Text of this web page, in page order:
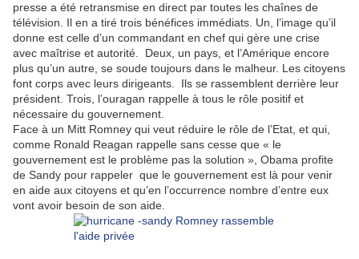
presse a été retransmise en direct par toutes les chaînes de
télévision. Il en a tiré trois bénéfices immédiats. Un, l’image qu’il
donne est celle d’un commandant en chef qui gère une crise
avec maîtrise et autorité. Deux, un pays, et l’Amérique encore
plus qu’un autre, se soude toujours dans le malheur. Les citoyens
font corps avec leurs dirigeants. Ils se rassemblent derrière leur
président. Trois, l’ouragan rappelle à tous le rôle positif et
nécessaire du gouvernement.
Face à un Mitt Romney qui veut réduire le rôle de l’Etat, et qui,
comme Ronald Reagan rappelle sans cesse que « le
gouvernement est le problème pas la solution », Obama profite
de Sandy pour rappeler que le gouvernement est là pour venir
en aide aux citoyens et qu’en l’occurrence nombre d’entre eux
vont avoir besoin de son aide.